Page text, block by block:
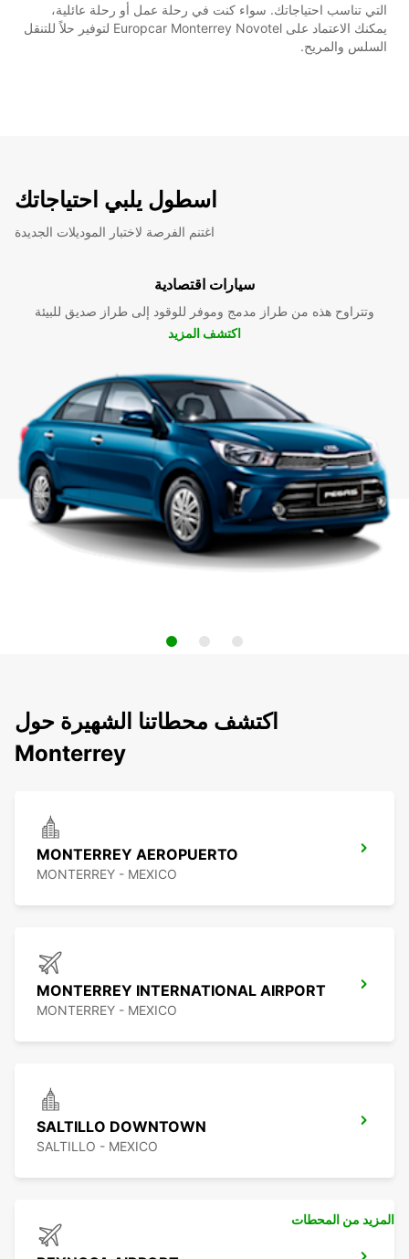
التي تناسب احتياجاتك. سواء كنت في رحلة عمل أو رحلة عائلية،
يمكنك الاعتماد على Europcar Monterrey Novotel لتوفير حلاً للتنقل
السلس والمريح.
اسطول يلبي احتياجاتك
اغتنم الفرصة لاختبار الموديلات الجديدة
سيارات اقتصادية
وتتراوح هذه من طراز مدمج وموفر للوقود إلى طراز صديق للبيئة
اكتشف المزيد
اكتشف محطاتنا الشهيرة حول
Monterrey
MONTERREY AEROPUERTO
MONTERREY - MEXICO
MONTERREY INTERNATIONAL AIRPORT
MONTERREY - MEXICO
SALTILLO DOWNTOWN
SALTILLO - MEXICO
المزيد من المحطات